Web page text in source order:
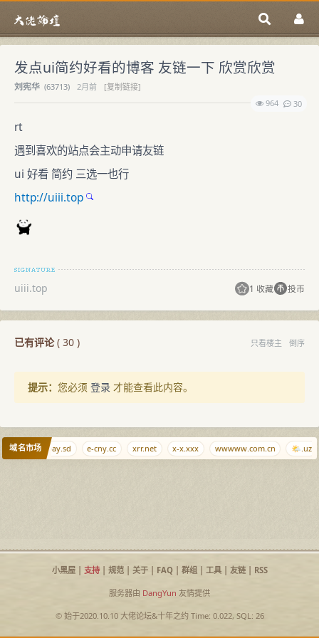
发点ui简约好看的博客 友链一下 欣赏欣赏
刘宪华 (63713) 2月前
[复制链接]
964
30
rt
遇到喜欢的站点会主动申请友链
ui 好看 简约 三选一也行
http://uiii.top
uiii.top 1 收藏 投币
已有评论( 30 ) 只看楼主 倒序
提示： 您必须 登录 才能查看此内容。
域名市场
CSS.SS pay.sd e-cny.cc xrr.net x-x.xxx wwwww.com.cn 🌤.uz
小黑屋| 支持| 规范| 关于| FAQ| 群组| 工具| 友链| RSS
服务器由 DangYun 友情提供
© 始于2020.10.10 大佬论坛&十年之约Time: 0.022, SQL: 26